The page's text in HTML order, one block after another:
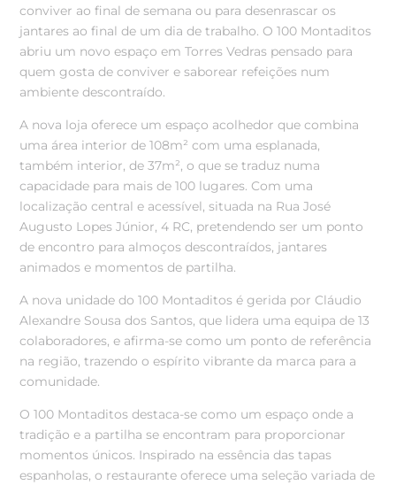
conviver ao final de semana ou para desenrascar os
jantares ao final de um dia de trabalho. O 100 Montaditos
abriu um novo espaço em Torres Vedras pensado para
quem gosta de conviver e saborear refeições num
ambiente descontraído.
A nova loja oferece um espaço acolhedor que combina
uma área interior de 108m² com uma esplanada,
também interior, de 37m², o que se traduz numa
capacidade para mais de 100 lugares. Com uma
localização central e acessível, situada na Rua José
Augusto Lopes Júnior, 4 RC, pretendendo ser um ponto
de encontro para almoços descontraídos, jantares
animados e momentos de partilha.
A nova unidade do 100 Montaditos é gerida por Cláudio
Alexandre Sousa dos Santos, que lidera uma equipa de 13
colaboradores, e afirma-se como um ponto de referência
na região, trazendo o espírito vibrante da marca para a
comunidade.
O 100 Montaditos destaca-se como um espaço onde a
tradição e a partilha se encontram para proporcionar
momentos únicos. Inspirado na essência das tapas
espanholas, o restaurante oferece uma seleção variada de